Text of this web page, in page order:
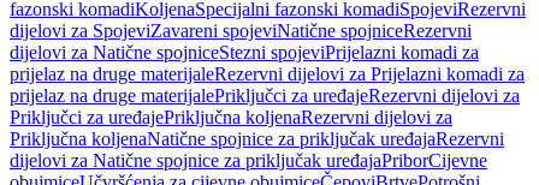
fazonski komadiKoljenaSpecijalni fazonski komadiSpojeviRezervni
dijelovi za SpojeviZavareni spojeviNatične spojniceRezervni
dijelovi za Natične spojniceStezni spojeviPrijelazni komadi za
prijelaz na druge materijaleRezervni dijelovi za Prijelazni komadi za
prijelaz na druge materijalePriključci za uređajeRezervni dijelovi za
Priključci za uređajePriključna koljenaRezervni dijelovi za
Priključna koljenaNatične spojnice za priključak uređajaRezervni
dijelovi za Natične spojnice za priključak uređajaPriborCijevne